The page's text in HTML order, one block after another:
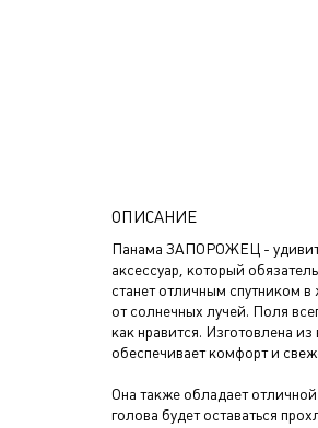
ОПИСАНИЕ
Панама ЗАПОРОЖЕЦ -
аксессуар, который
станет отличным спутником
от солнечных лучей. Поля
как нравится. Изготовлена
обеспечивает комфорт и
Она также обладает
голова будет оставаться